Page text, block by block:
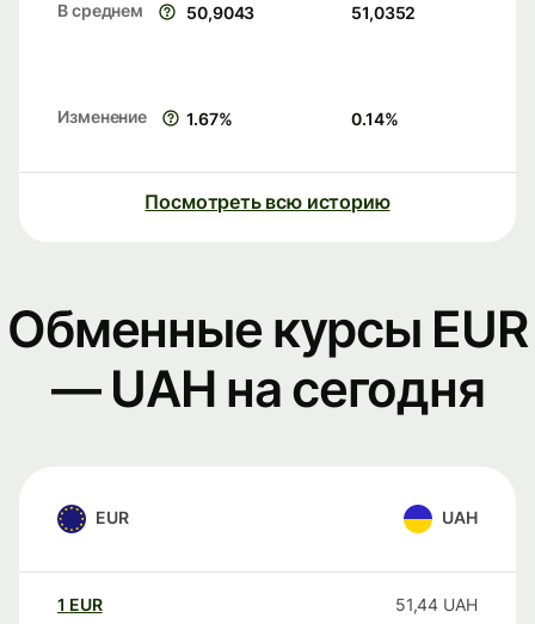
В среднем 50,9043 51,0352
Изменение 1.67% 0.14%
Посмотреть всю историю
Обменные курсы EUR
— UAH на сегодня
EUR UAH
1 EUR 51,44 UAH